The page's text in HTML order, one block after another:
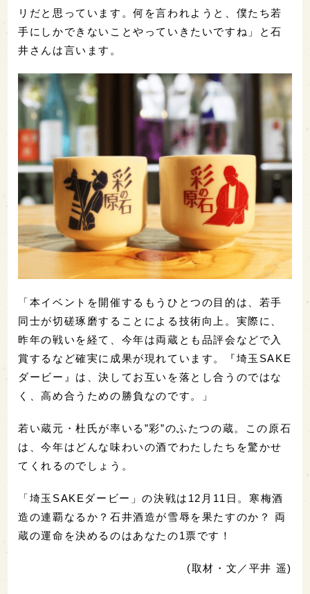
リだと思っています。何を言われようと、僕たち若
手にしかできないことやっていきたいですね」と石
井さんは言います。
「本イベントを開催するもうひとつの目的は、若手
同士が切磋琢磨することによる技術向上。実際に、
昨年の戦いを経て、今年は両蔵とも品評会などで入
賞するなど確実に成果が現れています。『埼玉SAKE
ダービー』は、決してお互いを落とし合うのではな
く、高め合うための勝負なのです。」
若い蔵元・杜氏が率いる”彩”のふたつの蔵。この原石
は、今年はどんな味わいの酒でわたしたちを驚かせ
てくれるのでしょう。
「埼玉SAKEダービー」の決戦は12月11日。寒梅酒
造の連覇なるか？石井酒造が雪辱を果たすのか？ 両
蔵の運命を決めるのはあなたの1票です！
(取材・文／平井 遥)